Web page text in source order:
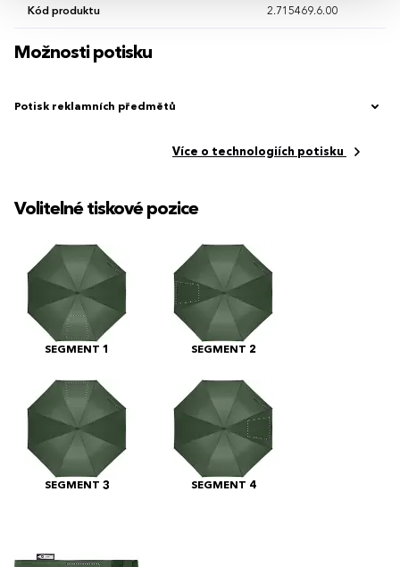
Kód produktu 2.715469.6.00
Možnosti potisku
Potisk reklamních předmětů
Více o technologiích potisku
Volitelné tiskové pozice
SEGMENT 1 SEGMENT 2
SEGMENT 3 SEGMENT 4